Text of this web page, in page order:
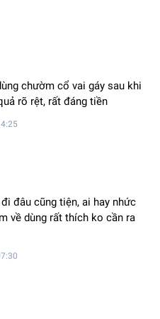
chườm cổ vai gáy sau khi
rõ rệt, rất đáng tiền
đâu cũng tiện, ai hay nhức
về dùng rất thích ko cần ra